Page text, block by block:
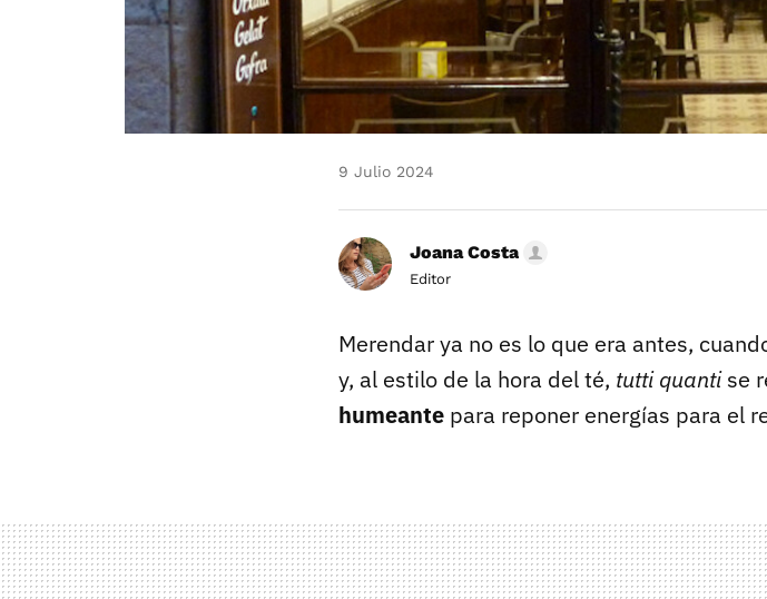
9 Julio 2024
Joana Costa
Editor
Merendar ya no es lo que era antes,
y, al estilo de la hora del té, tutti quantise
humeante para reponer energías para el